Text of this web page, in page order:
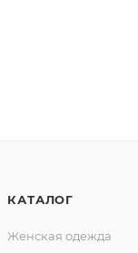
КАТАЛОГ
Женская одежда